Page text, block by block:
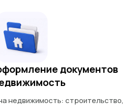
документов
недвижимость: строительство,